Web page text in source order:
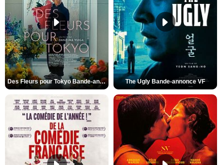
Des Fleurs pour Tokyo Bande-annonce VO STFR The Ugly Bande-annonce VF